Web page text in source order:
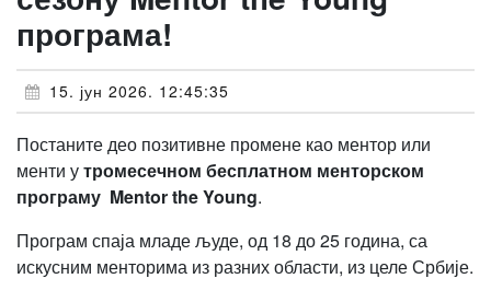
програма!
15. јун 2026. 12:45:35
Постаните део позитивне промене као ментор или
менти утромесечном бесплатном менторском
програму Mentor the Young.
Програм спаја младе људе, од 18 до 25 година, са
искусним менторима из разних области, из целе Србије.